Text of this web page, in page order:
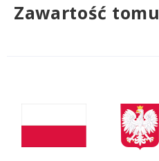
Zawartość tomu